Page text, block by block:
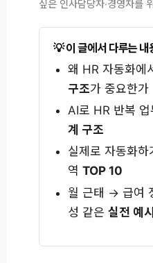
싶은 인사담당자·경영자를
이 글에서 다루는 내
왜 HR 자동화에
구조가 중요한가
AI로 HR 반복 업
계 구조
실제로 자동화
역 TOP 10
월 근태 → 급여
성 같은 실전 예시